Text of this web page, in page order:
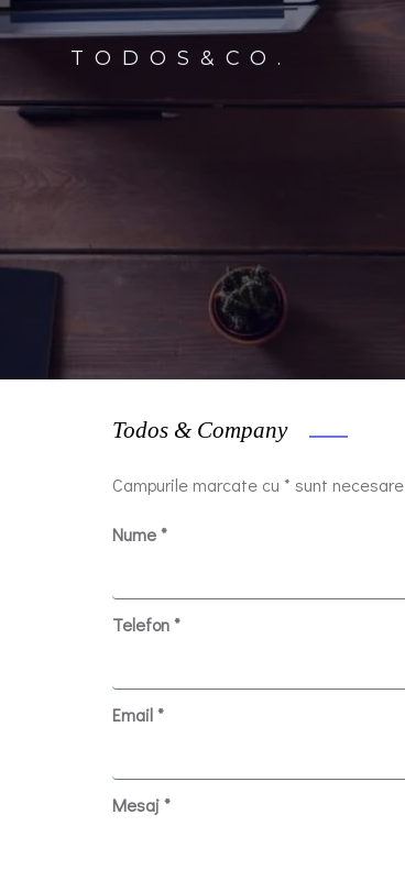
TODOS&CO.
Todos & Company
Campurile marcate cu * sunt necesare
Nume *
Telefon *
Email *
Mesaj *